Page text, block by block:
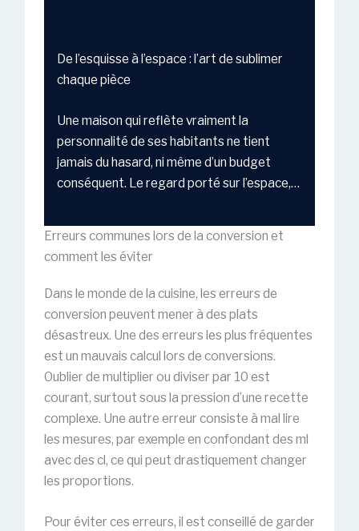
De l’esquisse à l’espace : l’art de sublimer
chaque pièce
Une maison qui reflète vraiment la
personnalité de ses habitants ne tient
jamais du hasard, ni même d’un budget
conséquent. Le regard porté sur l’espace,…
Erreurs communes lors de la conversion et
comment les éviter
Dans le monde de la cuisine, les erreurs de
conversion peuvent mener à des plats
désastreux. Une des erreurs les plus fréquentes
est un mauvais calcul lors de conversions.
Oublier de multiplier ou diviser par 10 est
courant, surtout sous la pression d’une recette
complexe. Une autre erreur consiste à mal lire
les mesures, par exemple en confondant des ml
avec des cl, ce qui peut drastiquement changer
les proportions.
Pour éviter ces erreurs, il est conseillé de garder